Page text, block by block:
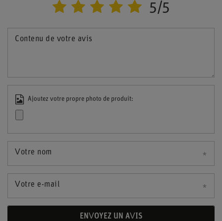
5/5
Contenu de votre avis
Ajoutez votre propre photo de produit:
Votre nom
Votre e-mail
ENVOYEZ UN AVIS